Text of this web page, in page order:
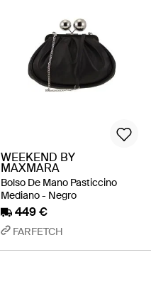
WEEKEND BY
MAXMARA
Bolso De Mano Pasticcino
Mediano - Negro
449 €
FARFETCH